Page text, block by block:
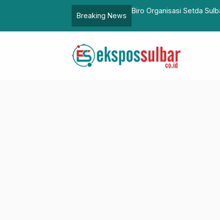
Breaking News
Kinerja melalui Asistensi SAKIP, Tanam Pohon dan